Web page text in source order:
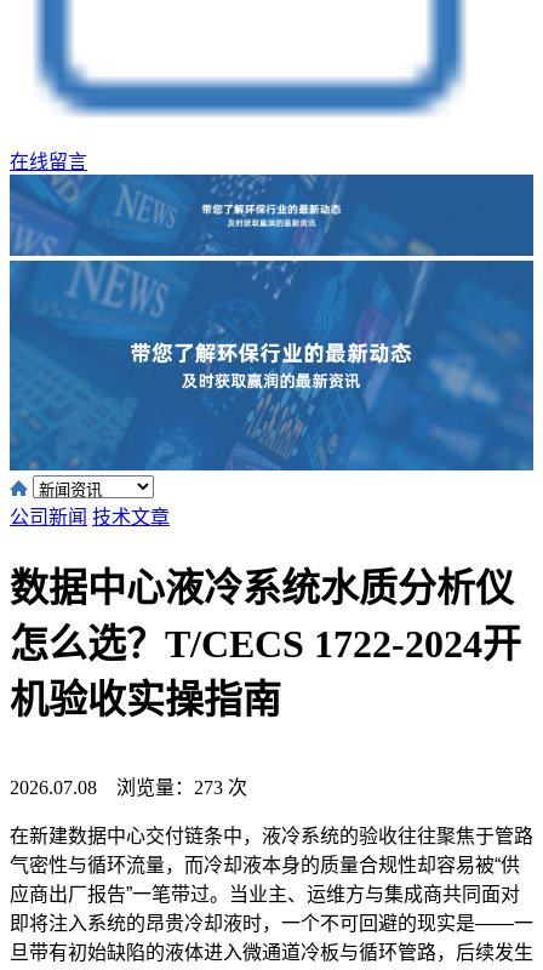
在线留言
公司新闻 技术文章
数据中心液冷系统水质分析仪
怎么选？T/CECS 1722-2024开
机验收实操指南
2026.07.08 浏览量：273 次
在新建数据中心交付链条中，液冷系统的验收往往聚焦于管路
气密性与循环流量，而冷却液本身的质量合规性却容易被“供
应商出厂报告”一笔带过。当业主、运维方与集成商共同面对
即将注入系统的昂贵冷却液时，一个不可回避的现实是——一
旦带有初始缺陷的液体进入微通道冷板与循环管路，后续发生